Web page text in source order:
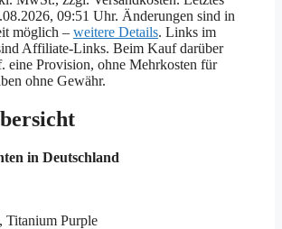
09:51 Uhr. Änderungen sind in
möglich – weitere Details. Links im
Affiliate-Links. Beim Kauf darüber
eine Provision, ohne Mehrkosten für
ohne Gewähr.
in Deutschland
Titanium Purple